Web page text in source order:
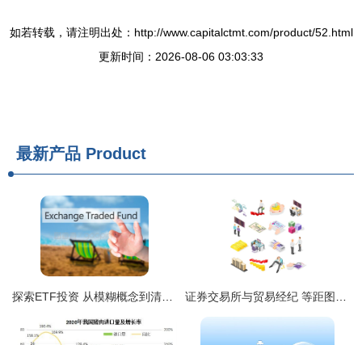
如若转载，请注明出处：http://www.capitalctmt.com/product/52.html
更新时间：2026-08-06 03:03:33
最新产品 Product
探索ETF投资 从模糊概念到清晰策略的专业咨询之道 证券交易所与贸易经纪 等距图标背后的金融协同网络